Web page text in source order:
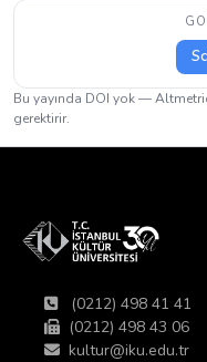
Bu yayında DOI yok —
gerektirir.
(0212) 498 41 41
(0212) 498 43 06
kultur@iku.edu.tr